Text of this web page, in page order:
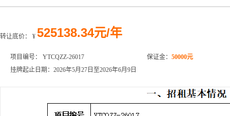
转让底价： ¥ 525138.34元/年
项目编号： YTCQZZ-26017 保证金： 50000元
挂牌起止日期：2026年5月27日至2026年6月9日